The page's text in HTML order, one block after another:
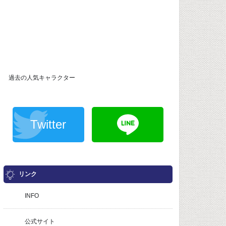
過去の人気キャラクター
Twitter
リンク
INFO
公式サイト